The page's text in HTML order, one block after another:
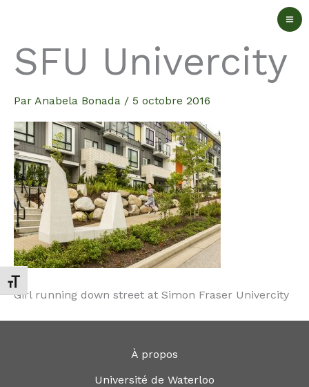
Changer la taille de la police
contenu
SFU Univercity
Par Anabela Bonada / 5 octobre 2016
Girl running down street at Simon Fraser Univercity
À propos
Université de Waterloo